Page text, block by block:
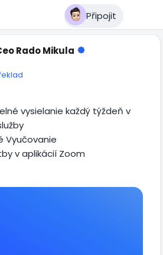
Připojit
Rado Mikula
vysielanie každý týždeň v
Vyučovanie
v aplikácií Zoom